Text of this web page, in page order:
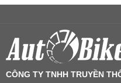
CÔNG TY TNHH TRUYỀN